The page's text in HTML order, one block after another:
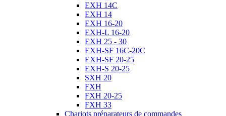
EXH 14C
EXH 14
EXH 16-20
EXH-L 16-20
EXH 25 - 30
EXH-SF 16C-20C
EXH-SF 20-25
EXH-S 20-25
SXH 20
FXH
FXH 20-25
FXH 33
Chariots préparateurs de commandes